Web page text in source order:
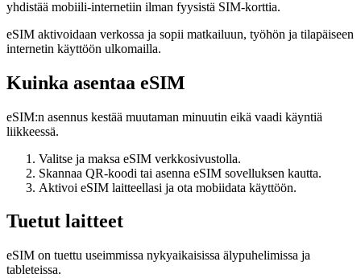
yhdistää mobiili-internetiin ilman fyysistä SIM-korttia.
eSIM aktivoidaan verkossa ja sopii matkailuun, työhön ja tilapäiseen
internetin käyttöön ulkomailla.
Kuinka asentaa eSIM
eSIM:n asennus kestää muutaman minuutin eikä vaadi käyntiä
liikkeessä.
Valitse ja maksa eSIM verkkosivustolla.
Skannaa QR-koodi tai asenna eSIM sovelluksen kautta.
Aktivoi eSIM laitteellasi ja ota mobiidata käyttöön.
Tuetut laitteet
eSIM on tuettu useimmissa nykyaikaisissa älypuhelimissa ja
tableteissa.